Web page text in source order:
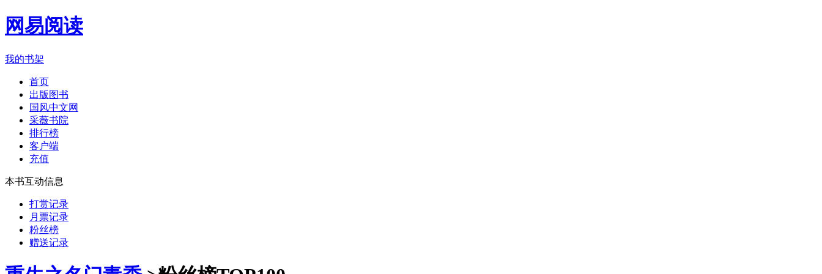
网易阅读
我的书架
首页
出版图书
国风中文网
采薇书院
排行榜
客户端
充值
本书互动信息
打赏记录
月票记录
粉丝榜
赠送记录